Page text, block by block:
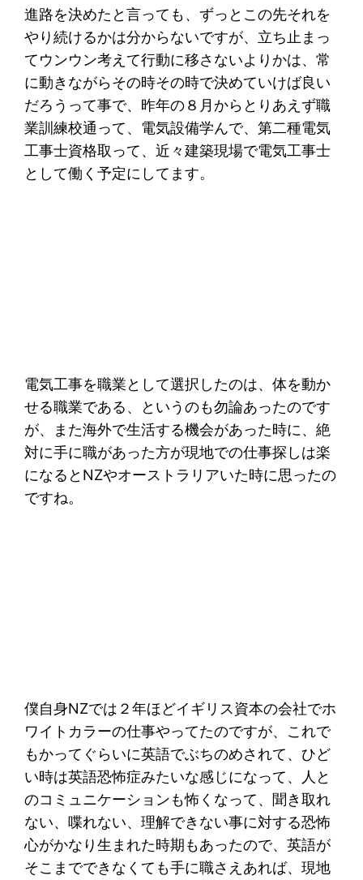
進路を決めたと言っても、ずっとこの先それを
やり続けるかは分からないですが、立ち止まっ
てウンウン考えて行動に移さないよりかは、常
に動きながらその時その時で決めていけば良い
だろうって事で、昨年の８月からとりあえず職
業訓練校通って、電気設備学んで、第二種電気
工事士資格取って、近々建築現場で電気工事士
として働く予定にしてます。
電気工事を職業として選択したのは、体を動か
せる職業である、というのも勿論あったのです
が、また海外で生活する機会があった時に、絶
対に手に職があった方が現地での仕事探しは楽
になるとNZやオーストラリアいた時に思ったの
ですね。
僕自身NZでは２年ほどイギリス資本の会社でホ
ワイトカラーの仕事やってたのですが、これで
もかってぐらいに英語でぶちのめされて、ひど
い時は英語恐怖症みたいな感じになって、人と
のコミュニケーションも怖くなって、聞き取れ
ない、喋れない、理解できない事に対する恐怖
心がかなり生まれた時期もあったので、英語が
そこまでできなくても手に職さえあれば、現地